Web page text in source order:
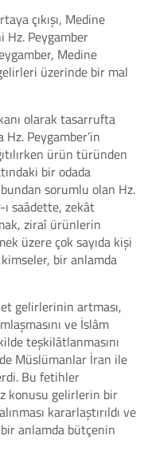
çıkışı, Medine
Hz. Peygamber
Medine
üzerinde bir mal
olarak tasarrufta
Peygamber’in
ürün türünden
bir odada
sorumlu olan Hz.
saâdette, zekât
ziraî ürünlerin
üzere çok sayıda kişi
bir anlamda
gelirlerinin artması,
ve İslâm
teşkilâtlanmasını
Müslümanlar İran ile
Bu fetihler
konusu gelirlerin bir
kararlaştırıldı ve
anlamda bütçenin